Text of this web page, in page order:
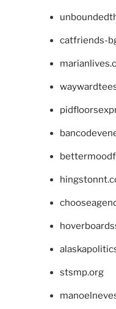
catfriends-
stsmp.org